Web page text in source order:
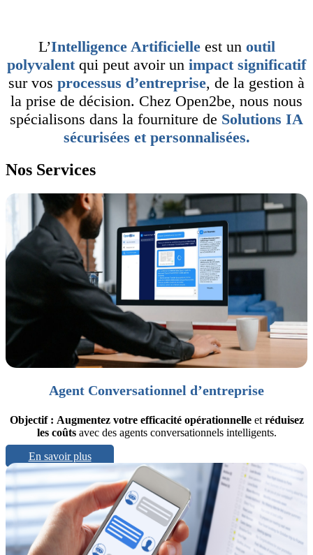
L’Intelligence Artificielleest un outil
polyvalentqui peut avoir un impact significatif
sur vos processus d’entreprise, de la gestion à
la prise de décision. Chez Open2be, nous nous
spécialisons dans la fourniture de Solutions IA
sécurisées et personnalisées.
Nos Services
Agent Conversationnel d’entreprise
Objectif : Augmentez votre efficacité opérationnelleet réduisez
les coûtsavec des agents conversationnels intelligents.
En savoir plus